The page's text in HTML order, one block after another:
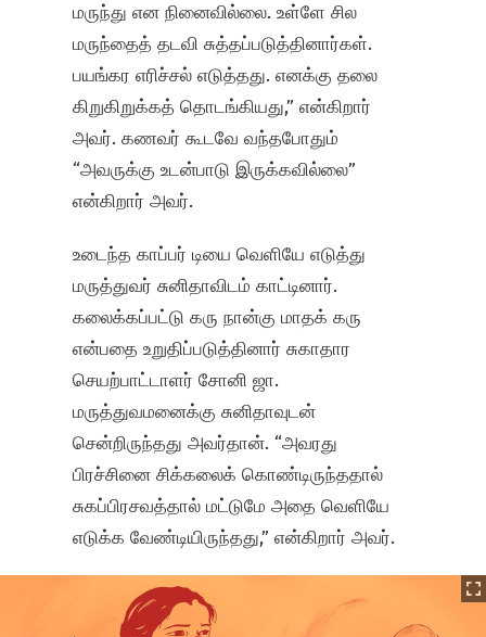
மருந்து என நினைவில்லை. உள்ளே சில
மருந்தைத் தடவி சுத்தப்படுத்தினார்கள்.
பயங்கர எரிச்சல் எடுத்தது. எனக்கு தலை
கிறுகிறுக்கத் தொடங்கியது,” என்கிறார்
அவர். கணவர் கூடவே வந்தபோதும்
“அவருக்கு உடன்பாடு இருக்கவில்லை”
என்கிறார் அவர்.
உடைந்த காப்பர் டியை வெளியே எடுத்து
மருத்துவர் சுனிதாவிடம் காட்டினார்.
கலைக்கப்பட்டு கரு நான்கு மாதக் கரு
என்பதை உறுதிப்படுத்தினார் சுகாதார
செயற்பாட்டாளர் சோனி ஜா.
மருத்துவமனைக்கு சுனிதாவுடன்
சென்றிருந்தது அவர்தான். “அவரது
பிரச்சினை சிக்கலைக் கொண்டிருந்ததால்
சுகப்பிரசவத்தால் மட்டுமே அதை வெளியே
எடுக்க வேண்டியிருந்தது,” என்கிறார் அவர்.